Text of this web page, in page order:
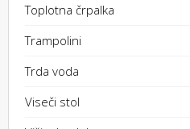
Toplotna črpalka
Trampolini
Trda voda
Viseči stol